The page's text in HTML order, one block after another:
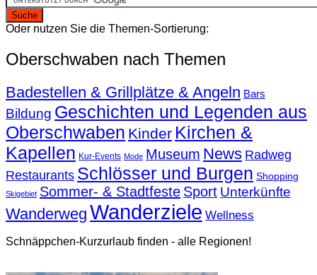
Oder nutzen Sie die Themen-Sortierung:
Oberschwaben nach Themen
Badestellen & Grillplätze & Angeln Bars
Bildung Geschichten und Legenden aus
Oberschwaben Kinder Kirchen &
Kapellen Kur-Events Mode Museum News Radweg
Restaurants Schlösser und Burgen Shopping
Skigebiet Sommer- & Stadtfeste Sport Unterkünfte
Wanderweg Wanderziele Wellness
Schnäppchen-Kurzurlaub finden - alle Regionen!